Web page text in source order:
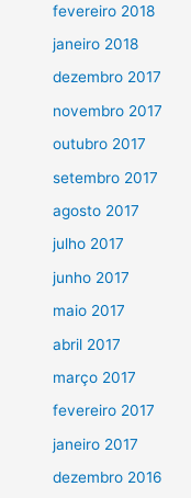
fevereiro 2018
janeiro 2018
dezembro 2017
novembro 2017
outubro 2017
setembro 2017
agosto 2017
julho 2017
junho 2017
maio 2017
abril 2017
março 2017
fevereiro 2017
janeiro 2017
dezembro 2016